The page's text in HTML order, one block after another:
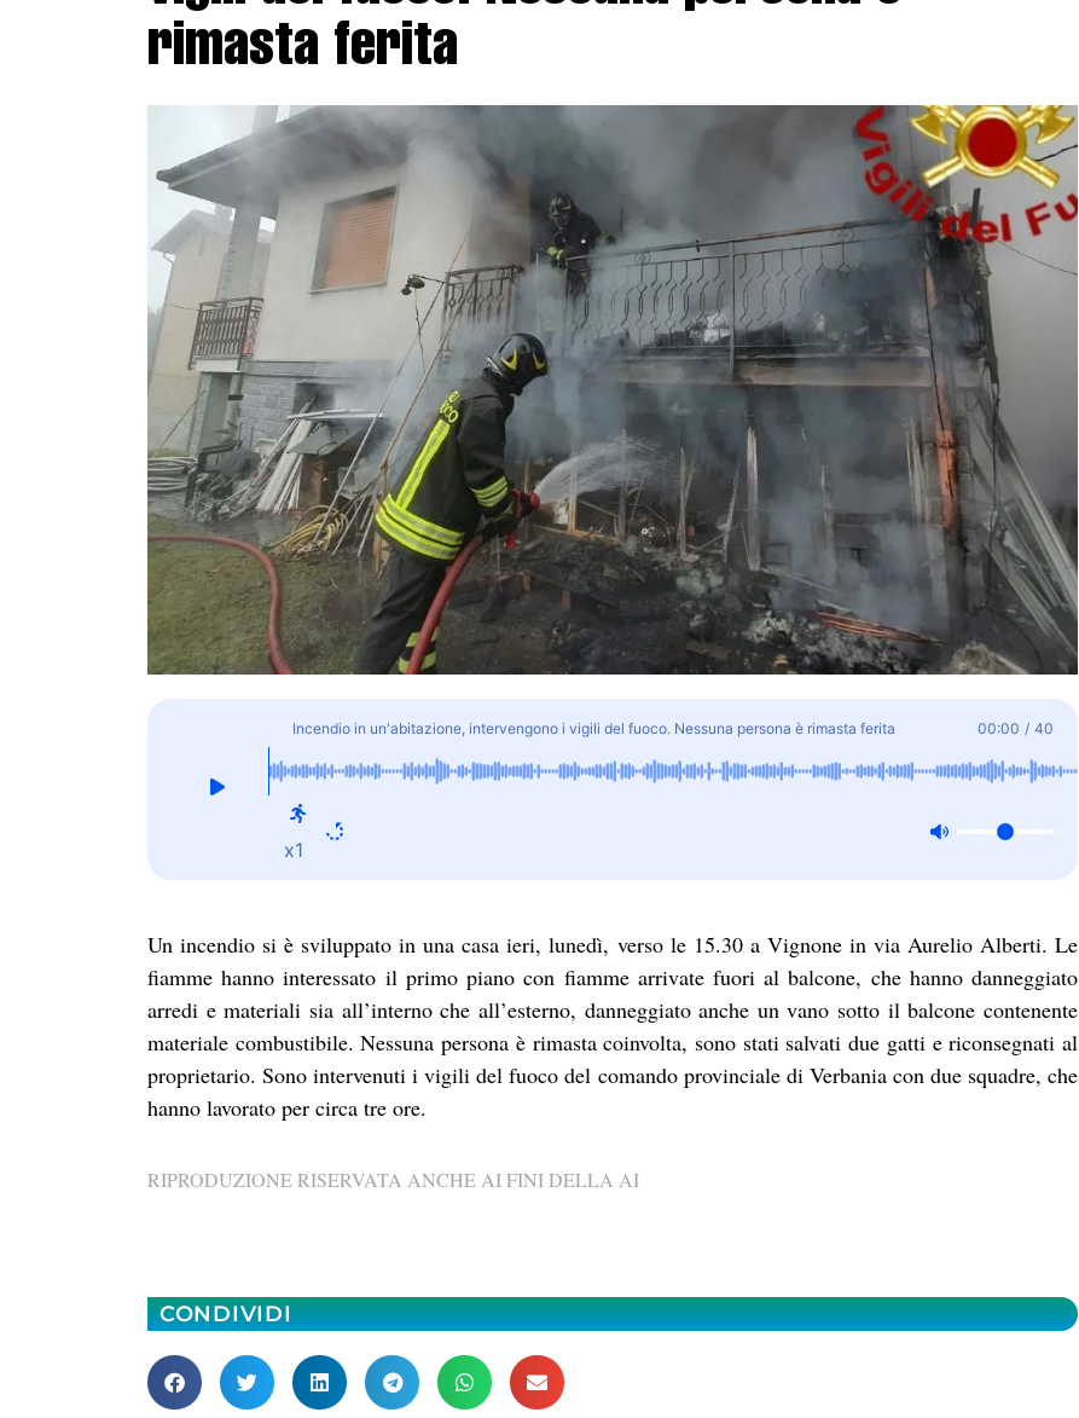
rimasta ferita
Incendio in un'abitazione, intervengono i vigili del fuoco. Nessuna persona è rimasta ferita 00:00 / 40
x1
Un incendio si è sviluppato in una casa ieri, lunedì, verso le 15.30 a Vignone in via Aurelio Alberti. Le
fiamme hanno interessato il primo piano con fiamme arrivate fuori al balcone, che hanno danneggiato
arredi e materiali sia all’interno che all’esterno, danneggiato anche un vano sotto il balcone contenente
materiale combustibile. Nessuna persona è rimasta coinvolta, sono stati salvati due gatti e riconsegnati al
proprietario. Sono intervenuti i vigili del fuoco del comando provinciale di Verbania con due squadre, che
hanno lavorato per circa tre ore.
RIPRODUZIONE RISERVATA ANCHE AI FINI DELLA AI
CONDIVIDI